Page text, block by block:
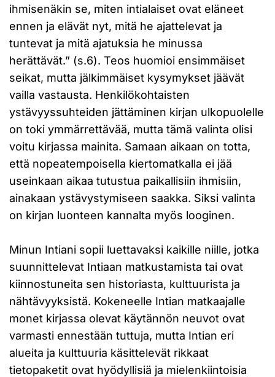
ihmisenäkin se, miten intialaiset ovat eläneet
ennen ja elävät nyt, mitä he ajattelevat ja
tuntevat ja mitä ajatuksia he minussa
herättävät.” (s.6). Teos huomioi ensimmäiset
seikat, mutta jälkimmäiset kysymykset jäävät
vailla vastausta. Henkilökohtaisten
ystävyyssuhteiden jättäminen kirjan ulkopuolelle
on toki ymmärrettävää, mutta tämä valinta olisi
voitu kirjassa mainita. Samaan aikaan on totta,
että nopeatempoisella kiertomatkalla ei jää
useinkaan aikaa tutustua paikallisiin ihmisiin,
ainakaan ystävystymiseen saakka. Siksi valinta
on kirjan luonteen kannalta myös looginen.
Minun Intiani sopii luettavaksi kaikille niille, jotka
suunnittelevat Intiaan matkustamista tai ovat
kiinnostuneita sen historiasta, kulttuurista ja
nähtävyyksistä. Kokeneelle Intian matkaajalle
monet kirjassa olevat käytännön neuvot ovat
varmasti ennestään tuttuja, mutta Intian eri
alueita ja kulttuuria käsittelevät rikkaat
tietopaketit ovat hyödyllisiä ja mielenkiintoisia